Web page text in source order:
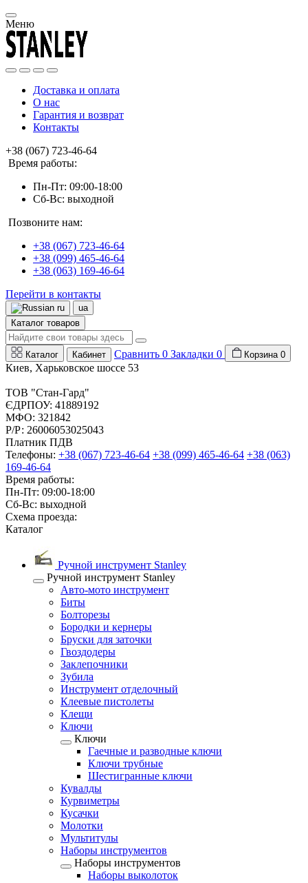
Меню
Доставка и оплата
О нас
Гарантия и возврат
Контакты
+38 (067) 723-46-64
Время работы:
Пн-Пт: 09:00-18:00
Сб-Вс: выходной
Позвоните нам:
+38 (067) 723-46-64
+38 (099) 465-46-64
+38 (063) 169-46-64
Перейти в контакты
ru
ua
Каталог товаров
Каталог Кабинет Сравнить 0 Закладки 0 Корзина 0
Киев, Харьковское шоссе 53
ТОВ "Стан-Гард"
ЄДРПОУ: 41889192
МФО: 321842
Р/Р: 26006053025043
Платник ПДВ
Телефоны: +38 (067) 723-46-64 +38 (099) 465-46-64 +38 (063)
169-46-64
Время работы:
Пн-Пт: 09:00-18:00
Сб-Вс: выходной
Схема проезда:
Каталог
Ручной инструмент Stanley
Ручной инструмент Stanley
Авто-мото инструмент
Биты
Болторезы
Бородки и кернеры
Бруски для заточки
Гвоздодеры
Заклепочники
Зубила
Инструмент отделочный
Клеевые пистолеты
Клещи
Ключи
Ключи
Гаечные и разводные ключи
Ключи трубные
Шестигранные ключи
Кувалды
Курвиметры
Кусачки
Молотки
Мультитулы
Наборы инструментов
Наборы инструментов
Наборы выколоток